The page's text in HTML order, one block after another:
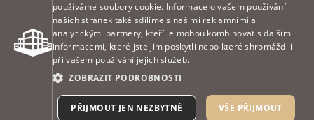
používáme soubory cookie. Informace o vašem používání
našich stránek také sdílíme s našimi reklamními a
analytickými partnery, kteří je mohou kombinovat s dalšími
informacemi, které jste jim poskytli nebo které shromáždili
při vašem používání jejich služeb.
ZOBRAZIT PODROBNOSTI
VŠE PŘIJMOUT
PŘIJMOUT JEN NEZBYTNÉ